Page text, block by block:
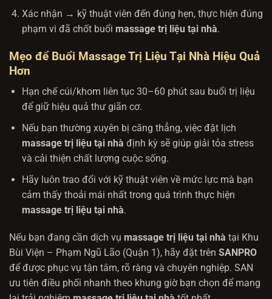
Xác nhận → kỹ thuật viên đến đúng hẹn, thực hiện đúng
phạm vi đã chốt buổi massage trị liệu tại nhà.
Mẹo để Buổi Massage Trị Liệu Tại Nhà Hiệu Quả
Hơn
Hạn chế cúi/khom liên tục 30–60 phút sau buổi trị liệu
để giữ hiệu quả thư giãn cơ.
Nếu bạn thường xuyên bị căng thẳng, việc đặt lịch
massage trị liệu tại nhà định kỳ sẽ giúp giải tỏa stress
và cải thiện chất lượng cuộc sống.
Hãy luôn trao đổi với kỹ thuật viên về mức lực mà bạn
cảm thấy thoải mái nhất trong quá trình thực hiện
massage trị liệu tại nhà.
Nếu bạn đang cần dịch vụ massage trị liệu tại nhà tại Khu
Bùi Viện – Phạm Ngũ Lão (Quận 1), hãy đặt trên SANPRO
để được phục vụ tận tâm, rõ ràng và chuyên nghiệp. SAN
ưu tiên điều phối nhanh theo khung giờ bạn chọn để mang